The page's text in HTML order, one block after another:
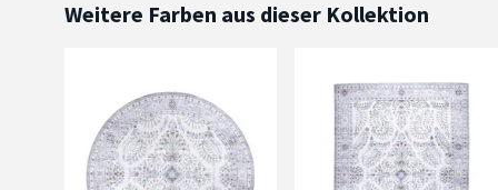
Weitere Farben aus dieser Kollektion